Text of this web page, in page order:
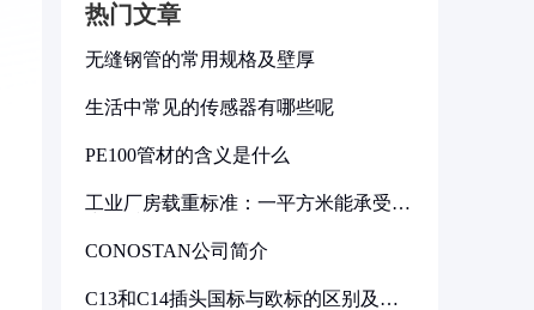
热门文章
无缝钢管的常用规格及壁厚
生活中常见的传感器有哪些呢
PE100管材的含义是什么
工业厂房载重标准：一平方米能承受多
CONOSTAN公司简介
C13和C14插头国标与欧标的区别及其